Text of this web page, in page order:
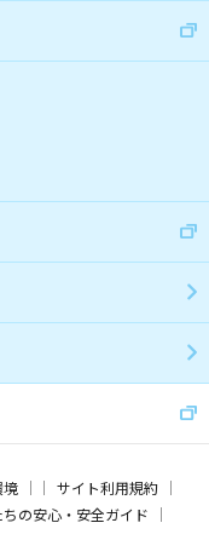
境
サイト利用規約
の安心・安全ガイド